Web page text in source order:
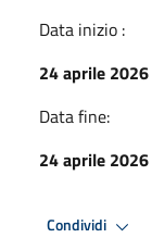
Data inizio :
24 aprile 2026
Data fine:
24 aprile 2026
Condividi